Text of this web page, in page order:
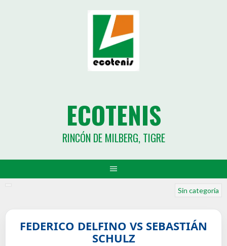
ECOTENIS
RINCÓN DE MILBERG, TIGRE
Sin categoría
FEDERICO DELFINO VS SEBASTIÁN
SCHULZ